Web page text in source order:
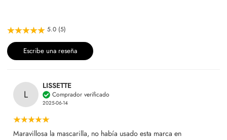
5.0 (5)
Escribe una reseña
L
LISSETTE
Comprador verificado
2025-06-14
Maravillosa la mascarilla, no había usado esta marca en